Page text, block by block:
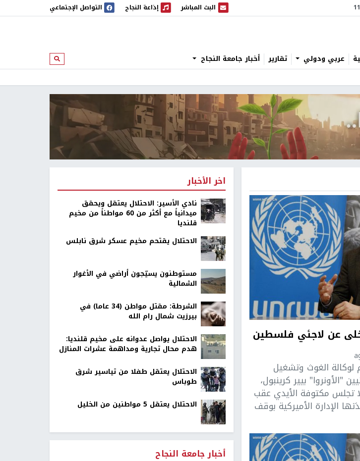
البث المباشر
البث المباشر إذاعة النجاح
إذاعة النجاح التواصل الإجتماعي
عربي ودولي تقارير أخبار جامعة النجاح ابحث
عن لاجئي فلسطين
لوكالة الغوث وتشغيل
"الأونروا" بيير كرينبول،
تجلس مكتوفة الأيدي عقب
الإدارة الأميركية بوقف
اخر الأخبار
نادي الأسير: الاحتلال يعتقل ويحقق
ميدانياً مع أكثر من 60 مواطناً من مخيم
قلنديا
الاحتلال يقتحم مخيم عسكر شرق نابلس
مستوطنون يسيّجون أراضي في الأغوار
الشمالية
الشرطة: مقتل مواطن (34 عاما) في
بيرزيت شمال رام الله
الاحتلال يواصل عدوانه على مخيم قلنديا:
هدم محال تجارية ومداهمة عشرات المنازل
الاحتلال يعتقل طفلا من تياسير شرق
طوباس
الاحتلال يعتقل 5 مواطنين من الخليل
أخبار جامعة النجاح